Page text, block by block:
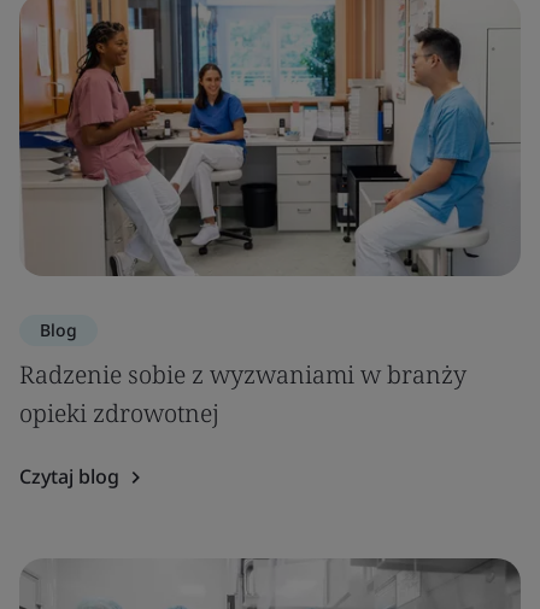
Blog
Radzenie sobie z wyzwaniami w branży
opieki zdrowotnej
Czytaj blog